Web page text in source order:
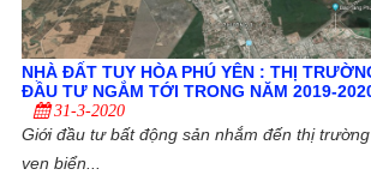
NHÀ ĐẤT TUY HÒA PHÚ YÊN : THỊ
ĐẦU TƯ NGẮM TỚI TRONG NĂM 2019-
31-3-2020
Giới đầu tư bất động sản nhắm đến thị
ven biển...